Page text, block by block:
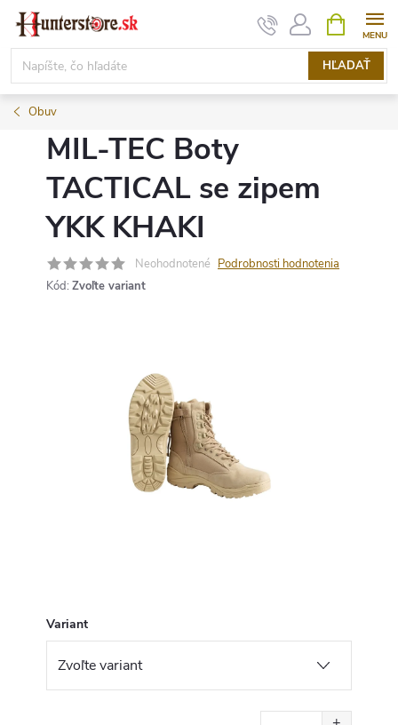
Prejsť
obsah
HĽADAŤ
KOŠÍK
Obuv
MIL-TEC Boty
TACTICAL se zipem
YKK KHAKI
Neohodnotené Podrobnosti hodnotenia
Kód: Zvoľte variant
Variant